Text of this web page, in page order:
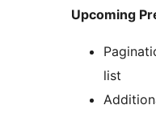
Upcoming
list